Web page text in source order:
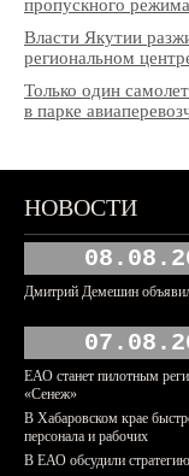
пропускного
Власти Якутии
региональном
Только один
в парке
НОВОСТИ
Дмитрий Демешин
ЕАО станет пилотным
«Сенеж»
В Хабаровском крае
персонала и рабочих
В ЕАО обсудили